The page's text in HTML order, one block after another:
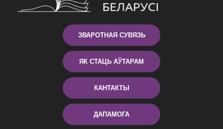
ЗВАРОТНАЯ СУВЯЗЬ
ЯК СТАЦЬ АЎТАРАМ
КАНТАКТЫ
ДАПАМОГА